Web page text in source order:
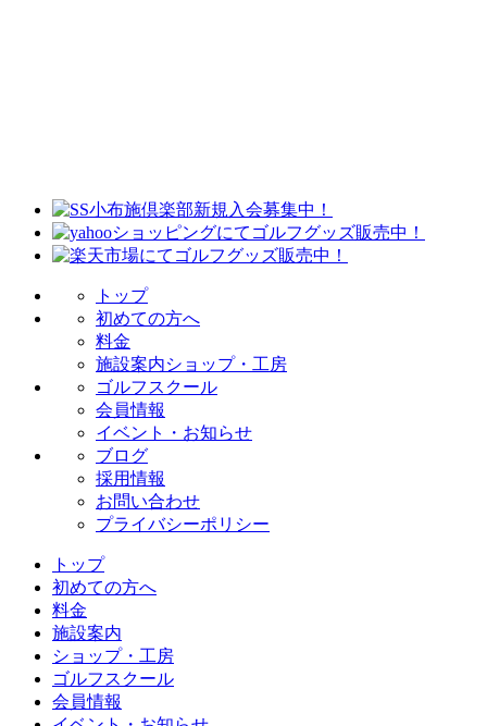
トップ
初めての方へ
料金
施設案内ショップ・工房
ゴルフスクール
会員情報
イベント・お知らせ
ブログ
採用情報
お問い合わせ
プライバシーポリシー
トップ
初めての方へ
料金
施設案内
ショップ・工房
ゴルフスクール
会員情報